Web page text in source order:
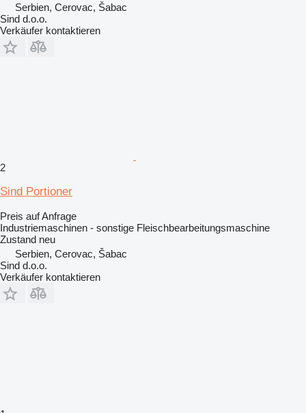
Serbien, Cerovac, Šabac
Sind d.o.o.
Verkäufer kontaktieren
2
Sind Portioner
Preis auf Anfrage
Industriemaschinen - sonstige Fleischbearbeitungsmaschine
Zustand neu
Serbien, Cerovac, Šabac
Sind d.o.o.
Verkäufer kontaktieren